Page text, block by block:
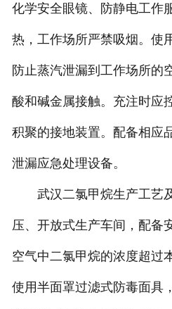
化学安全眼镜、防静电工作
热，工作场所严禁吸烟。使
防止蒸汽泄漏到工作场所的
酸和碱金属接触。充注时应
积聚的接地装置。配备相应
泄漏应急处理设备。
武汉二氯甲烷生产工艺
压、开放式生产车间，配备
空气中二氯甲烷的浓度超过
使用半面罩过滤式防毒面具